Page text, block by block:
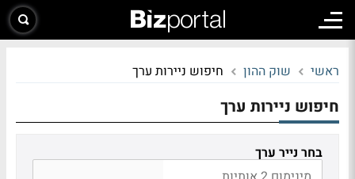
ראשי שוק ההון חיפוש ניירות ערך
חיפוש ניירות ערך
בחר נייר ערך